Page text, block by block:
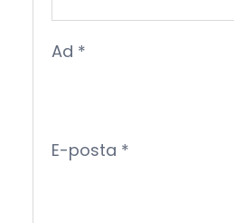
Ad *
E-posta *